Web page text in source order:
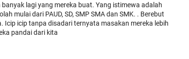
lagi yang mereka buat. Yang istimewa adalah
mulai dari PAUD, SD, SMP SMA dan SMK. . Berebut
icip tanpa disadari ternyata masakan mereka lebih
pandai dari kita